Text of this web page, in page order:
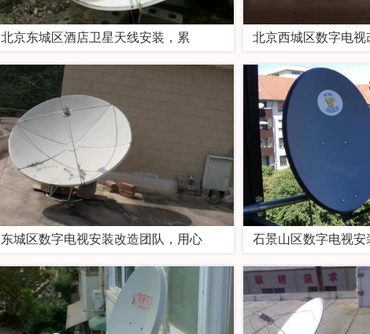
​北京东城区酒店卫星天线安装，累 北京西城区数字电
东城区数字电视安装改造团队，用心 石景山区数字电视